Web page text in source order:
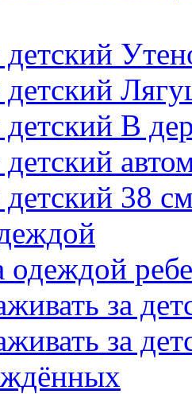
детский
детский В
детский
детский 38
одеждой
за
за